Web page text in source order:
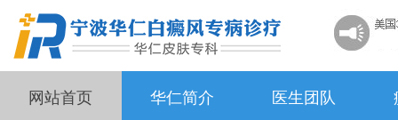
网站首页 华仁简介 医生团队